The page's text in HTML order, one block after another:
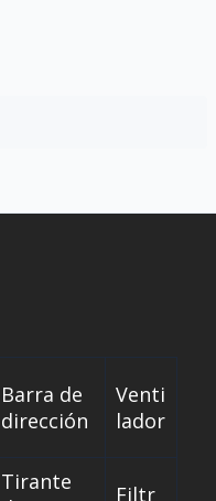
Barra de
dirección
Venti
lador
Tirante
Filtr